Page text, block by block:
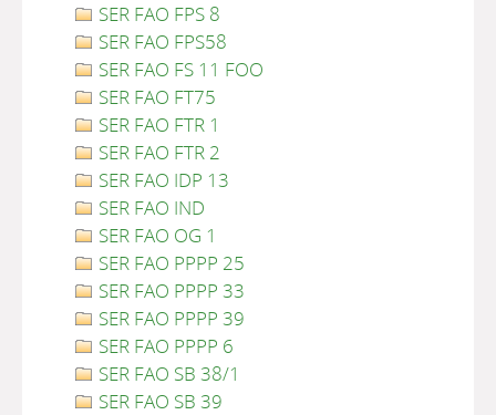
SER FAO FPS 8
SER FAO FPS58
SER FAO FS 11 FOO
SER FAO FT75
SER FAO FTR 1
SER FAO FTR 2
SER FAO IDP 13
SER FAO IND
SER FAO OG 1
SER FAO PPPP 25
SER FAO PPPP 33
SER FAO PPPP 39
SER FAO PPPP 6
SER FAO SB 38/1
SER FAO SB 39